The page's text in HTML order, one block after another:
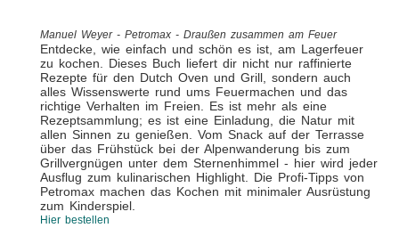
Manuel Weyer - Petromax - Draußen zusammen am Feuer
Entdecke, wie einfach und schön es ist, am Lagerfeuer
zu kochen. Dieses Buch liefert dir nicht nur raffinierte
Rezepte für den Dutch Oven und Grill, sondern auch
alles Wissenswerte rund ums Feuermachen und das
richtige Verhalten im Freien. Es ist mehr als eine
Rezeptsammlung; es ist eine Einladung, die Natur mit
allen Sinnen zu genießen. Vom Snack auf der Terrasse
über das Frühstück bei der Alpenwanderung bis zum
Grillvergnügen unter dem Sternenhimmel - hier wird jeder
Ausflug zum kulinarischen Highlight. Die Profi-Tipps von
Petromax machen das Kochen mit minimaler Ausrüstung
zum Kinderspiel.
Hier bestellen